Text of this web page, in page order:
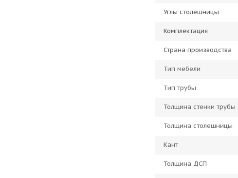
Углы столешницы
Комплектация
Страна производства
Тип мебели
Тип трубы
Толщина стенки трубы
Толщина столешницы
Кант
Толщина ДСП